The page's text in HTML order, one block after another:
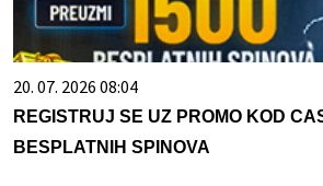
20. 07. 2026 08:04
REGISTRUJ SE UZ PROMO KOD
BESPLATNIH SPINOVA